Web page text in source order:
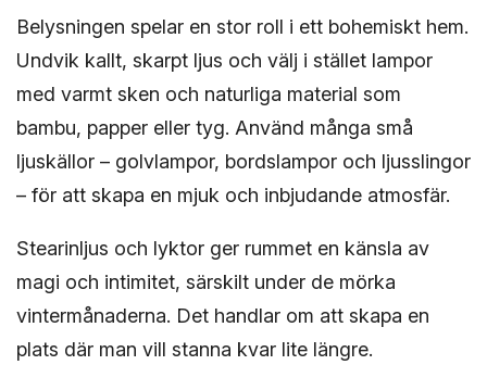
Belysningen spelar en stor roll i ett bohemiskt hem.
Undvik kallt, skarpt ljus och välj i stället lampor
med varmt sken och naturliga material som
bambu, papper eller tyg. Använd många små
ljuskällor – golvlampor, bordslampor och ljusslingor
– för att skapa en mjuk och inbjudande atmosfär.
Stearinljus och lyktor ger rummet en känsla av
magi och intimitet, särskilt under de mörka
vintermånaderna. Det handlar om att skapa en
plats där man vill stanna kvar lite längre.